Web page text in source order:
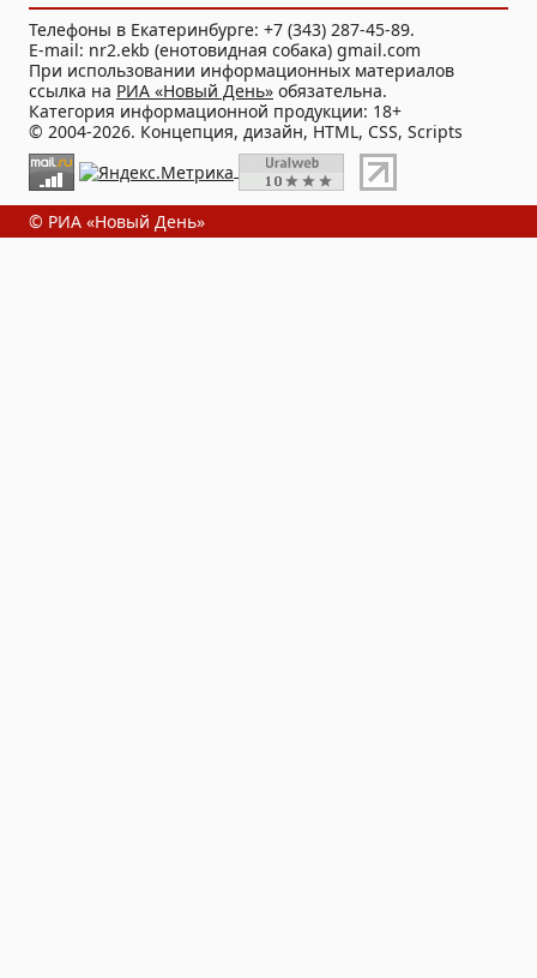
Телефоны в Екатеринбурге: +7 (343) 287-45-89.
E-mail: nr2.ekb (енотовидная собака) gmail.com
При использовании информационных материалов
ссылка на РИА «Новый День» обязательна.
Категория информационной продукции: 18+
© 2004-2026. Концепция, дизайн, HTML, CSS, Scripts
© РИА «Новый День»